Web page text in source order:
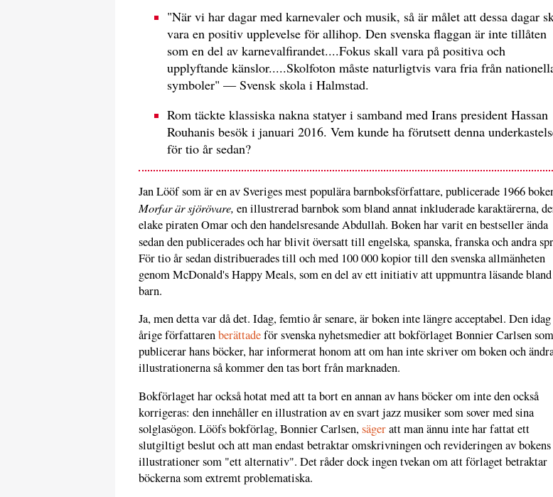
"När vi har dagar med karnevaler och musik, så är målet att dessa dagar
vara en positiv upplevelse för allihop. Den svenska flaggan är inte tillåten
som en del av karnevalfirandet....Fokus skall vara på positiva och
upplyftande känslor.....Skolfoton måste naturligtvis vara fria från
symboler" — Svensk skola i Halmstad.
Rom täckte klassiska nakna statyer i samband med Irans president Hassan
Rouhanis besök i januari 2016. Vem kunde ha förutsett denna
för tio år sedan?
Jan Lööf som är en av Sveriges mest populära barnboksförfattare, publicerade 1966
Morfar är sjörövare, en illustrerad barnbok som bland annat inkluderade karaktärerna,
elake piraten Omar och den handelsresande Abdullah. Boken har varit en bestseller ända
sedan den publicerades och har blivit översatt till engelska, spanska, franska och andra
För tio år sedan distribuerades till och med 100 000 kopior till den svenska allmänheten
genom McDonald's Happy Meals, som en del av ett initiativ att uppmuntra läsande bland
barn.
Ja, men detta var då det. Idag, femtio år senare, är boken inte längre acceptabel. Den
årige författarenberättadeför svenska nyhetsmedier att bokförlaget Bonnier Carlsen som
publicerar hans böcker, har informerat honom att om han inte skriver om boken och
illustrationerna så kommer den tas bort från marknaden.
Bokförlaget har också hotat med att ta bort en annan av hans böcker om inte den också
korrigeras: den innehåller en illustration av en svart jazz musiker som sover med sina
solglasögon. Lööfs bokförlag, Bonnier Carlsen,sägeratt man ännu inte har fattat ett
slutgiltigt beslut och att man endast betraktar omskrivningen och revideringen av bokens
illustrationer som "ett alternativ". Det råder dock ingen tvekan om att förlaget betraktar
böckerna som extremt problematiska.